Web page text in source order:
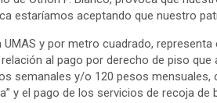
estaríamos aceptando que nuestro
UMAS y por metro cuadrado,
al pago por derecho de piso
semanales y/o 120 pesos
y el pago de los servicios de recoja